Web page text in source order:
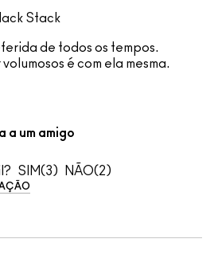
Stack
de todos os tempos.
é com ela mesma.
a um amigo
3 2